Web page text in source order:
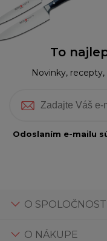
To
Novinky,
Odoslaním e-mailu
O
O NÁKUPE